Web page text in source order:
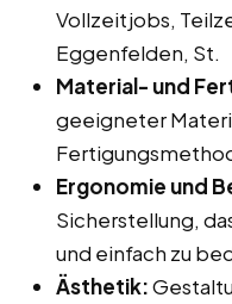
Vollzeitjobs,
Eggenfelden, St.
Material- und
geeigneter
Ergonomie und
Sicherstellung,
und einfach zu
Ästhetik: